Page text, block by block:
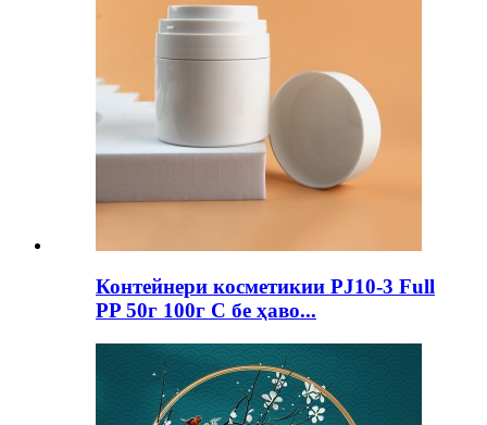
Контейнери косметикии PJ10-3 Full
PP 50г 100г C бе ҳаво...